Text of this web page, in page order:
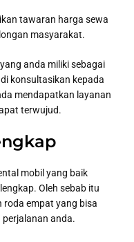
tawaran harga sewa
masyarakat.
anda miliki sebagai
konsultasikan kepada
mendapatkan layanan
terwujud.
mobil yang baik
Oleh sebab itu
roda empat yang bisa
perjalanan anda.